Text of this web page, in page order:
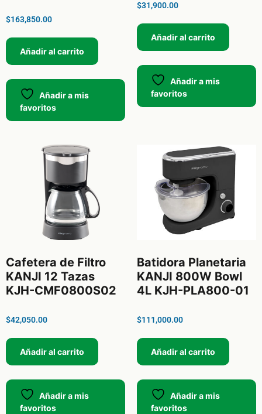
$163,850.00
Añadir al carrito
Añadir a mis
favoritos
$31,900.00
Añadir al carrito
Añadir a mis
favoritos
Cafetera de Filtro
KANJI 12 Tazas
KJH-CMF0800S02
$42,050.00
Añadir al carrito
Añadir a mis
favoritos
Batidora Planetaria
KANJI 800W Bowl
4L KJH-PLA800-01
$111,000.00
Añadir al carrito
Añadir a mis
favoritos